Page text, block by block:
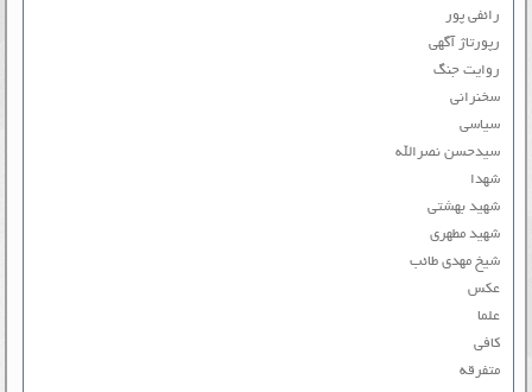
رائفی پور
رپورتاژ آگهی
روایت جنگ
سخنرانی
سیاسی
سیدحسن نصرالله
شهدا
شهید بهشتی
شهید مطهری
شیخ مهدی طائب
عکس
علما
کافی
متفرقه